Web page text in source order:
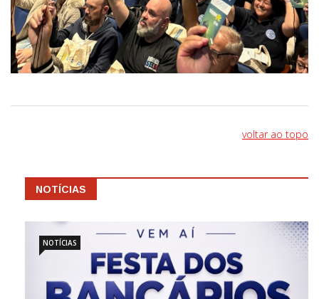
voltar ao topo
NOTÍCIAS
NOTÍCIAS